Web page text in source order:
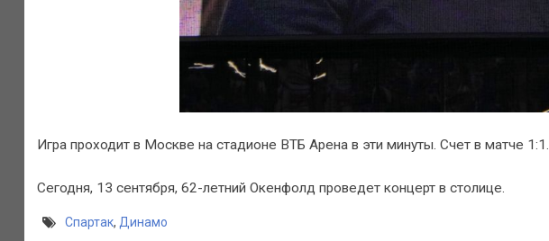
Игра проходит в Москве на стадионе ВТБ Арена в эти минуты. Счет в матче 1:1.
Сегодня, 13 сентября, 62-летний Окенфолд проведет концерт в столице.
Спартак, Динамо